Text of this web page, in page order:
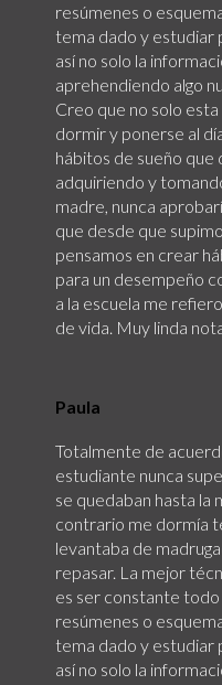
resúmenes o
tema dado y estudiar
así no solo la
aprehendiendo algo
Creo que no solo
dormir y ponerse al
hábitos de sueño que
adquiriendo y
madre, nunca
que desde que
pensamos en crear
para un desempeño
a la escuela me
de vida. Muy linda
Paula
Totalmente de
estudiante nunca
se quedaban hasta la
contrario me dormía
levantaba de
repasar. La mejor
es ser constante todo
resúmenes o
tema dado y estudiar
así no solo la